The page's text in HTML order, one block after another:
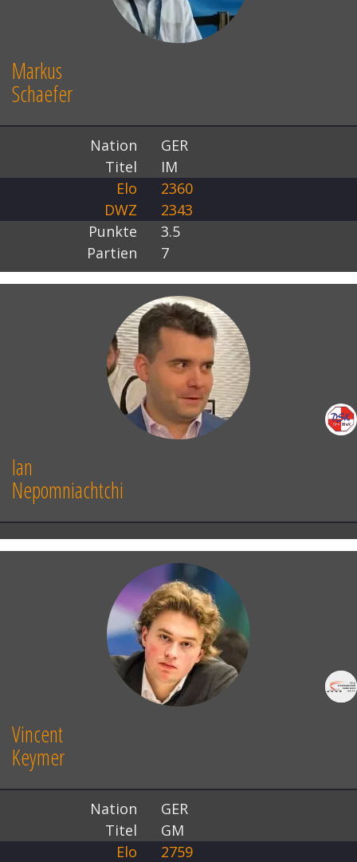
Markus
Schaefer
Nation
GER
Titel
IM
Elo
2360
DWZ
2343
Punkte
3.5
Partien
7
Ian
Nepomniachtchi
Vincent
Keymer
Nation
GER
Titel
GM
Elo
2759